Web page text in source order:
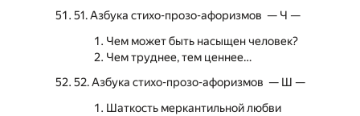
51. Азбука стихо-прозо-афоризмов — Ч —
Чем может быть насыщен человек?
Чем труднее, тем ценнее…
52. Азбука стихо-прозо-афоризмов — Ш —
Шаткость меркантильной любви